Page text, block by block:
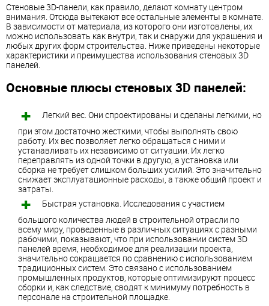
Стеновые 3D-панели, как правило, делают комнату центром
внимания. Отсюда вытекают все остальные элементы в комнате.
В зависимости от материала, из которого они изготовлены, их
можно использовать как внутри, так и снаружи для украшения и
любых других форм строительства. Ниже приведены некоторые
характеристики и преимущества использования стеновых 3D
панелей.
Основные плюсы стеновых 3D панелей:
Легкий вес. Они спроектированы и сделаны легкими, но
при этом достаточно жесткими, чтобы выполнять свою
работу. Их вес позволяет легко обращаться с ними и
устанавливать их независимо от ситуации. Их легко
переправлять из одной точки в другую, а установка или
сборка не требует слишком больших усилий. Это значительно
снижает эксплуатационные расходы, а также общий проект и
затраты.
Быстрая установка. Исследования с участием
большого количества людей в строительной отрасли по
всему миру, проведенные в различных ситуациях с разными
рабочими, показывают, что при использовании систем 3D
панелей время, необходимое для реализации проекта,
значительно сокращается по сравнению с использованием
традиционных систем. Это связано с использованием
промышленных продуктов, которые оптимизируют процесс
сборки и, как следствие, сводят к минимуму потребность в
персонале на строительной площадке.